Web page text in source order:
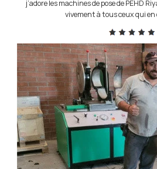
j’adore les machines de pose de PEHD
vivement à tous ceux qui en